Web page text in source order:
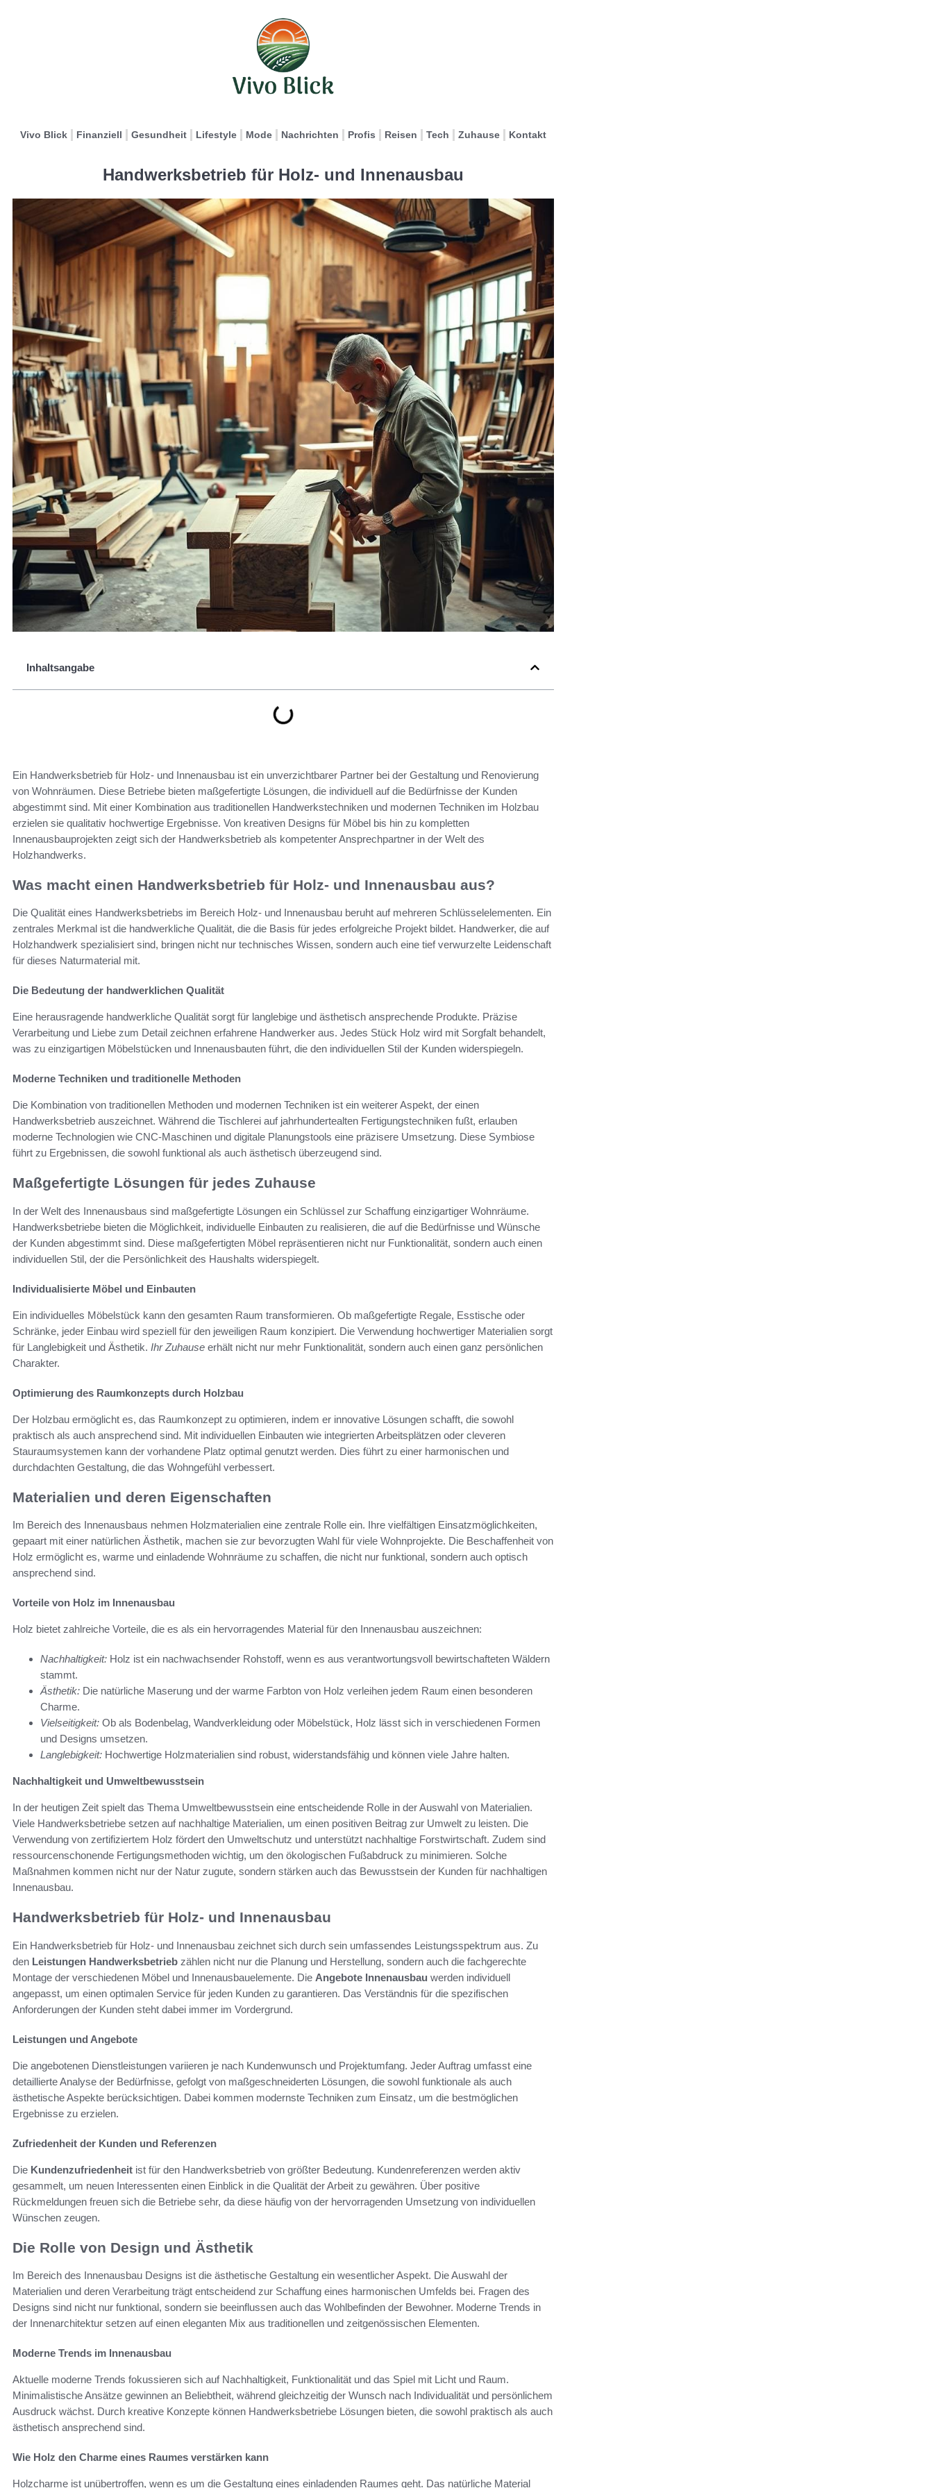
Vivo Blick Finanziell Gesundheit Lifestyle Mode Nachrichten Profis Reisen Tech Zuhause Kontakt
Handwerksbetrieb für Holz- und Innenausbau
Inhaltsangabe
Ein Handwerksbetrieb für Holz- und Innenausbau ist ein unverzichtbarer Partner bei der Gestaltung und Renovierung
von Wohnräumen. Diese Betriebe bieten maßgefertigte Lösungen, die individuell auf die Bedürfnisse der Kunden
abgestimmt sind. Mit einer Kombination aus traditionellen Handwerkstechniken und modernen Techniken im Holzbau
erzielen sie qualitativ hochwertige Ergebnisse. Von kreativen Designs für Möbel bis hin zu kompletten
Innenausbauprojekten zeigt sich der Handwerksbetrieb als kompetenter Ansprechpartner in der Welt des
Holzhandwerks.
Was macht einen Handwerksbetrieb für Holz- und Innenausbau aus?
Die Qualität eines Handwerksbetriebs im Bereich Holz- und Innenausbau beruht auf mehreren Schlüsselelementen. Ein
zentrales Merkmal ist die handwerkliche Qualität, die die Basis für jedes erfolgreiche Projekt bildet. Handwerker, die auf
Holzhandwerk spezialisiert sind, bringen nicht nur technisches Wissen, sondern auch eine tief verwurzelte Leidenschaft
für dieses Naturmaterial mit.
Die Bedeutung der handwerklichen Qualität
Eine herausragende handwerkliche Qualität sorgt für langlebige und ästhetisch ansprechende Produkte. Präzise
Verarbeitung und Liebe zum Detail zeichnen erfahrene Handwerker aus. Jedes Stück Holz wird mit Sorgfalt behandelt,
was zu einzigartigen Möbelstücken und Innenausbauten führt, die den individuellen Stil der Kunden widerspiegeln.
Moderne Techniken und traditionelle Methoden
Die Kombination von traditionellen Methoden und modernen Techniken ist ein weiterer Aspekt, der einen
Handwerksbetrieb auszeichnet. Während die Tischlerei auf jahrhundertealten Fertigungstechniken fußt, erlauben
moderne Technologien wie CNC-Maschinen und digitale Planungstools eine präzisere Umsetzung. Diese Symbiose
führt zu Ergebnissen, die sowohl funktional als auch ästhetisch überzeugend sind.
Maßgefertigte Lösungen für jedes Zuhause
In der Welt des Innenausbaus sind maßgefertigte Lösungen ein Schlüssel zur Schaffung einzigartiger Wohnräume.
Handwerksbetriebe bieten die Möglichkeit, individuelle Einbauten zu realisieren, die auf die Bedürfnisse und Wünsche
der Kunden abgestimmt sind. Diese maßgefertigten Möbel repräsentieren nicht nur Funktionalität, sondern auch einen
individuellen Stil, der die Persönlichkeit des Haushalts widerspiegelt.
Individualisierte Möbel und Einbauten
Ein individuelles Möbelstück kann den gesamten Raum transformieren. Ob maßgefertigte Regale, Esstische oder
Schränke, jeder Einbau wird speziell für den jeweiligen Raum konzipiert. Die Verwendung hochwertiger Materialien sorgt
für Langlebigkeit und Ästhetik. Ihr Zuhause erhält nicht nur mehr Funktionalität, sondern auch einen ganz persönlichen
Charakter.
Optimierung des Raumkonzepts durch Holzbau
Der Holzbau ermöglicht es, das Raumkonzept zu optimieren, indem er innovative Lösungen schafft, die sowohl
praktisch als auch ansprechend sind. Mit individuellen Einbauten wie integrierten Arbeitsplätzen oder cleveren
Stauraumsystemen kann der vorhandene Platz optimal genutzt werden. Dies führt zu einer harmonischen und
durchdachten Gestaltung, die das Wohngefühl verbessert.
Materialien und deren Eigenschaften
Im Bereich des Innenausbaus nehmen Holzmaterialien eine zentrale Rolle ein. Ihre vielfältigen Einsatzmöglichkeiten,
gepaart mit einer natürlichen Ästhetik, machen sie zur bevorzugten Wahl für viele Wohnprojekte. Die Beschaffenheit von
Holz ermöglicht es, warme und einladende Wohnräume zu schaffen, die nicht nur funktional, sondern auch optisch
ansprechend sind.
Vorteile von Holz im Innenausbau
Holz bietet zahlreiche Vorteile, die es als ein hervorragendes Material für den Innenausbau auszeichnen:
Nachhaltigkeit: Holz ist ein nachwachsender Rohstoff, wenn es aus verantwortungsvoll bewirtschafteten Wäldern
stammt.
Ästhetik: Die natürliche Maserung und der warme Farbton von Holz verleihen jedem Raum einen besonderen
Charme.
Vielseitigkeit: Ob als Bodenbelag, Wandverkleidung oder Möbelstück, Holz lässt sich in verschiedenen Formen
und Designs umsetzen.
Langlebigkeit: Hochwertige Holzmaterialien sind robust, widerstandsfähig und können viele Jahre halten.
Nachhaltigkeit und Umweltbewusstsein
In der heutigen Zeit spielt das Thema Umweltbewusstsein eine entscheidende Rolle in der Auswahl von Materialien.
Viele Handwerksbetriebe setzen auf nachhaltige Materialien, um einen positiven Beitrag zur Umwelt zu leisten. Die
Verwendung von zertifiziertem Holz fördert den Umweltschutz und unterstützt nachhaltige Forstwirtschaft. Zudem sind
ressourcenschonende Fertigungsmethoden wichtig, um den ökologischen Fußabdruck zu minimieren. Solche
Maßnahmen kommen nicht nur der Natur zugute, sondern stärken auch das Bewusstsein der Kunden für nachhaltigen
Innenausbau.
Handwerksbetrieb für Holz- und Innenausbau
Ein Handwerksbetrieb für Holz- und Innenausbau zeichnet sich durch sein umfassendes Leistungsspektrum aus. Zu
den Leistungen Handwerksbetrieb zählen nicht nur die Planung und Herstellung, sondern auch die fachgerechte
Montage der verschiedenen Möbel und Innenausbauelemente. Die Angebote Innenausbau werden individuell
angepasst, um einen optimalen Service für jeden Kunden zu garantieren. Das Verständnis für die spezifischen
Anforderungen der Kunden steht dabei immer im Vordergrund.
Leistungen und Angebote
Die angebotenen Dienstleistungen variieren je nach Kundenwunsch und Projektumfang. Jeder Auftrag umfasst eine
detaillierte Analyse der Bedürfnisse, gefolgt von maßgeschneiderten Lösungen, die sowohl funktionale als auch
ästhetische Aspekte berücksichtigen. Dabei kommen modernste Techniken zum Einsatz, um die bestmöglichen
Ergebnisse zu erzielen.
Zufriedenheit der Kunden und Referenzen
Die Kundenzufriedenheit ist für den Handwerksbetrieb von größter Bedeutung. Kundenreferenzen werden aktiv
gesammelt, um neuen Interessenten einen Einblick in die Qualität der Arbeit zu gewähren. Über positive
Rückmeldungen freuen sich die Betriebe sehr, da diese häufig von der hervorragenden Umsetzung von individuellen
Wünschen zeugen.
Die Rolle von Design und Ästhetik
Im Bereich des Innenausbau Designs ist die ästhetische Gestaltung ein wesentlicher Aspekt. Die Auswahl der
Materialien und deren Verarbeitung trägt entscheidend zur Schaffung eines harmonischen Umfelds bei. Fragen des
Designs sind nicht nur funktional, sondern sie beeinflussen auch das Wohlbefinden der Bewohner. Moderne Trends in
der Innenarchitektur setzen auf einen eleganten Mix aus traditionellen und zeitgenössischen Elementen.
Moderne Trends im Innenausbau
Aktuelle moderne Trends fokussieren sich auf Nachhaltigkeit, Funktionalität und das Spiel mit Licht und Raum.
Minimalistische Ansätze gewinnen an Beliebtheit, während gleichzeitig der Wunsch nach Individualität und persönlichem
Ausdruck wächst. Durch kreative Konzepte können Handwerksbetriebe Lösungen bieten, die sowohl praktisch als auch
ästhetisch ansprechend sind.
Wie Holz den Charme eines Raumes verstärken kann
Holzcharme ist unübertroffen, wenn es um die Gestaltung eines einladenden Raumes geht. Das natürliche Material